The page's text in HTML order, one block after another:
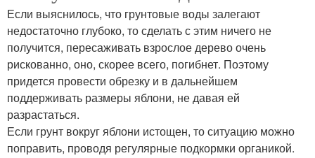
Если выяснилось, что грунтовые воды залегают
недостаточно глубоко, то сделать с этим ничего не
получится, пересаживать взрослое дерево очень
рискованно, оно, скорее всего, погибнет. Поэтому
придется провести обрезку и в дальнейшем
поддерживать размеры яблони, не давая ей
разрастаться.
Если грунт вокруг яблони истощен, то ситуацию можно
поправить, проводя регулярные подкормки органикой.